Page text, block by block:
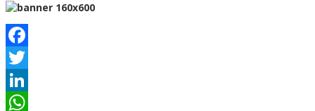
Facebook
Twitter
LinkedIn